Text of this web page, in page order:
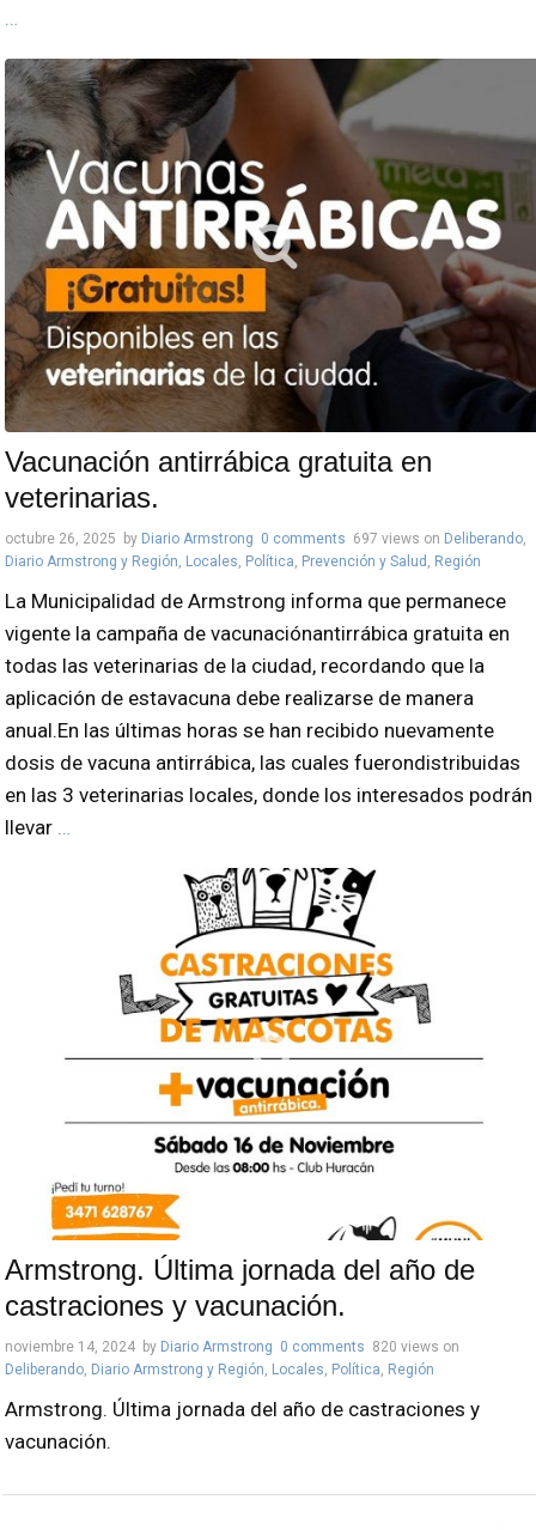
…
Vacunación antirrábica gratuita en
veterinarias.
octubre 26, 2025 by Diario Armstrong 0 comments 697 views on Deliberando,
Diario Armstrong y Región, Locales, Política, Prevención y Salud , Región
La Municipalidad de Armstrong informa que permanece
vigente la campaña de vacunaciónantirrábica gratuita en
todas las veterinarias de la ciudad, recordando que la
aplicación de estavacuna debe realizarse de manera
anual.En las últimas horas se han recibido nuevamente
dosis de vacuna antirrábica, las cuales fuerondistribuidas
en las 3 veterinarias locales, donde los interesados podrán
llevar
Armstrong. Última jornada del año de
castraciones y vacunación.
noviembre 14, 2024 by Diario Armstrong 0 comments 820 views on
Deliberando, Diario Armstrong y Región, Locales, Política, Región
Armstrong. Última jornada del año de castraciones y
vacunación.